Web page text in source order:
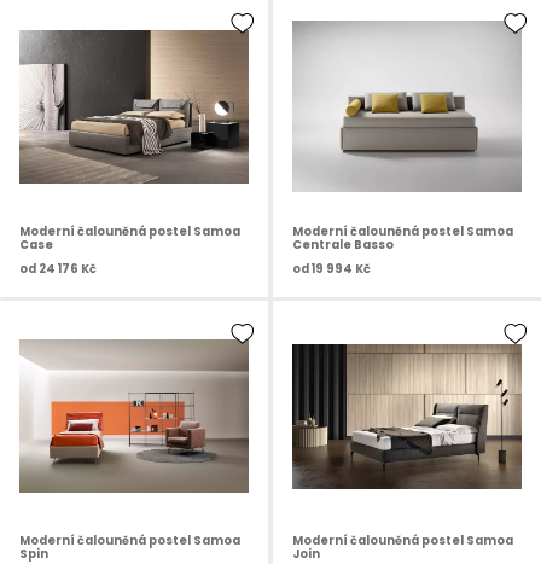
Moderní čalouněná postel Samoa
Case
od 24 176 Kč
Moderní čalouněná postel Samoa
Centrale Basso
od19 994 Kč
Moderní čalouněná postel Samoa
Spin
Moderní čalouněná postel Samoa
Join